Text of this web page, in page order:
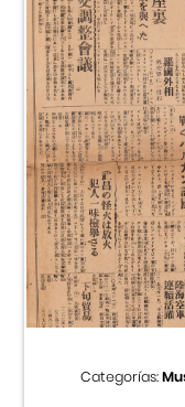
Categorías: